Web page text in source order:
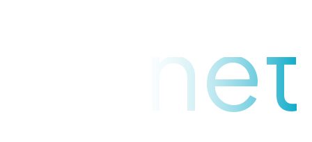
raynet